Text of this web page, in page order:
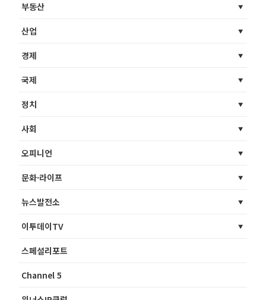
부동산
산업
경제
국제
정치
사회
오피니언
문화·라이프
뉴스발전소
이투데이TV
스페셜리포트
Channel 5